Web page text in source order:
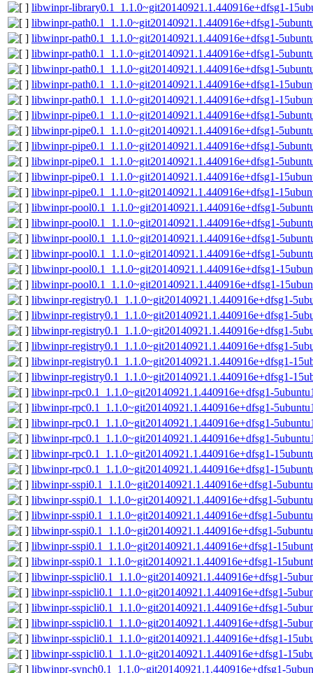
libwinpr-library0.1_1.1.0~git20140921.1.440916e+dfsg1-
libwinpr-path0.1_1.1.0~git20140921.1.440916e+dfsg1-
libwinpr-path0.1_1.1.0~git20140921.1.440916e+dfsg1-
libwinpr-path0.1_1.1.0~git20140921.1.440916e+dfsg1-
libwinpr-path0.1_1.1.0~git20140921.1.440916e+dfsg1-
libwinpr-path0.1_1.1.0~git20140921.1.440916e+dfsg1-
libwinpr-path0.1_1.1.0~git20140921.1.440916e+dfsg1-
libwinpr-pipe0.1_1.1.0~git20140921.1.440916e+dfsg1-
libwinpr-pipe0.1_1.1.0~git20140921.1.440916e+dfsg1-
libwinpr-pipe0.1_1.1.0~git20140921.1.440916e+dfsg1-
libwinpr-pipe0.1_1.1.0~git20140921.1.440916e+dfsg1-
libwinpr-pipe0.1_1.1.0~git20140921.1.440916e+dfsg1-
libwinpr-pipe0.1_1.1.0~git20140921.1.440916e+dfsg1-
libwinpr-pool0.1_1.1.0~git20140921.1.440916e+dfsg1-
libwinpr-pool0.1_1.1.0~git20140921.1.440916e+dfsg1-
libwinpr-pool0.1_1.1.0~git20140921.1.440916e+dfsg1-
libwinpr-pool0.1_1.1.0~git20140921.1.440916e+dfsg1-
libwinpr-pool0.1_1.1.0~git20140921.1.440916e+dfsg1-
libwinpr-pool0.1_1.1.0~git20140921.1.440916e+dfsg1-
libwinpr-registry0.1_1.1.0~git20140921.1.440916e+dfsg1-
libwinpr-registry0.1_1.1.0~git20140921.1.440916e+dfsg1-
libwinpr-registry0.1_1.1.0~git20140921.1.440916e+dfsg1-
libwinpr-registry0.1_1.1.0~git20140921.1.440916e+dfsg1-
libwinpr-registry0.1_1.1.0~git20140921.1.440916e+dfsg1-
libwinpr-registry0.1_1.1.0~git20140921.1.440916e+dfsg1-
libwinpr-rpc0.1_1.1.0~git20140921.1.440916e+dfsg1-
libwinpr-rpc0.1_1.1.0~git20140921.1.440916e+dfsg1-
libwinpr-rpc0.1_1.1.0~git20140921.1.440916e+dfsg1-
libwinpr-rpc0.1_1.1.0~git20140921.1.440916e+dfsg1-
libwinpr-rpc0.1_1.1.0~git20140921.1.440916e+dfsg1-
libwinpr-rpc0.1_1.1.0~git20140921.1.440916e+dfsg1-
libwinpr-sspi0.1_1.1.0~git20140921.1.440916e+dfsg1-
libwinpr-sspi0.1_1.1.0~git20140921.1.440916e+dfsg1-
libwinpr-sspi0.1_1.1.0~git20140921.1.440916e+dfsg1-
libwinpr-sspi0.1_1.1.0~git20140921.1.440916e+dfsg1-
libwinpr-sspi0.1_1.1.0~git20140921.1.440916e+dfsg1-
libwinpr-sspi0.1_1.1.0~git20140921.1.440916e+dfsg1-
libwinpr-sspicli0.1_1.1.0~git20140921.1.440916e+dfsg1-
libwinpr-sspicli0.1_1.1.0~git20140921.1.440916e+dfsg1-
libwinpr-sspicli0.1_1.1.0~git20140921.1.440916e+dfsg1-
libwinpr-sspicli0.1_1.1.0~git20140921.1.440916e+dfsg1-
libwinpr-sspicli0.1_1.1.0~git20140921.1.440916e+dfsg1-
libwinpr-sspicli0.1_1.1.0~git20140921.1.440916e+dfsg1-
libwinpr-synch0.1_1.1.0~git20140921.1.440916e+dfsg1-